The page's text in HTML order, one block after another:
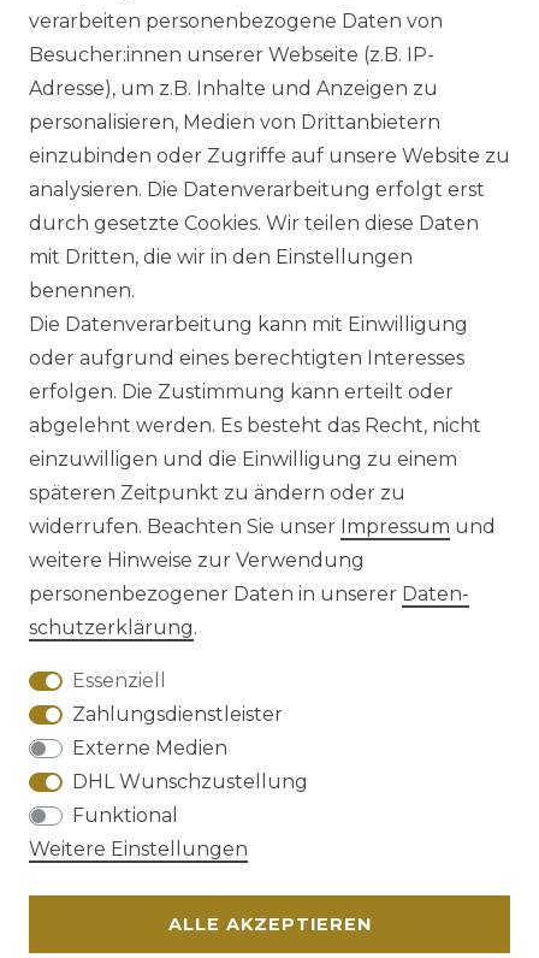
Ähnlicher Artikel
Angels - Damen 5-Pocket
Jeans, Dolly (538000)
ab 89,99 € *
Impressum Daten­schutz­erklärung
AGB Barrierefreiheitserklärung
Widerrufs­recht
verarbeiten personenbezogene Daten von
Besucher:innen unserer Webseite (z.B. IP-
Adresse), um z.B. Inhalte und Anzeigen zu
personalisieren, Medien von Drittanbietern
einzubinden oder Zugriffe auf unsere Website zu
analysieren. Die Datenverarbeitung erfolgt erst
durch gesetzte Cookies. Wir teilen diese Daten
mit Dritten, die wir in den Einstellungen
benennen.
Die Datenverarbeitung kann mit Einwilligung
oder aufgrund eines berechtigten Interesses
erfolgen. Die Zustimmung kann erteilt oder
abgelehnt werden. Es besteht das Recht, nicht
einzuwilligen und die Einwilligung zu einem
späteren Zeitpunkt zu ändern oder zu
widerrufen. Beachten Sie unser Impressum und
weitere Hinweise zur Verwendung
personenbezogener Daten in unserer Daten­
schutz­erklärung.
Essenziell
Zahlungsdienstleister
Externe Medien
DHL Wunschzustellung
Funktional
Weitere Einstellungen
ALLE AKZEPTIEREN